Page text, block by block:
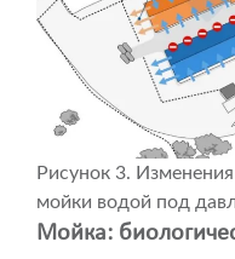
Рисунок 3.
мойки водой под
Мойка: